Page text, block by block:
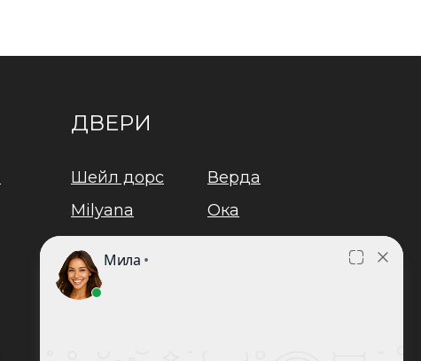
ДВЕРИ
Верда
Шейл дорс
Дворецкий
Двери
регионов
Ока
Milyana